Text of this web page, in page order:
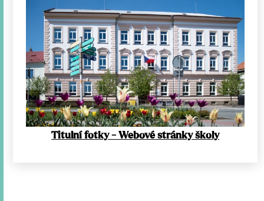
Titulní fotky - Webové stránky školy